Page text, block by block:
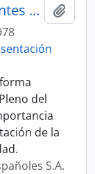
Jurado de Empresa de Fertilizantes Españoles S.A. (FESA)
del
de la
S.A.